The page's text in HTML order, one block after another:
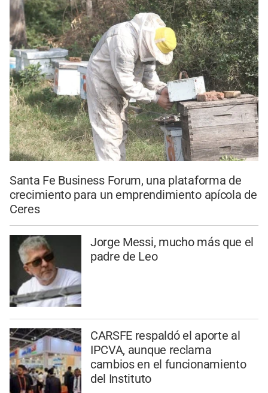
Santa Fe Business Forum, una plataforma de
crecimiento para un emprendimiento apícola de
Ceres
Jorge Messi, mucho más que el
padre de Leo
CARSFE respaldó el aporte al
IPCVA, aunque reclama
cambios en el funcionamiento
del Instituto